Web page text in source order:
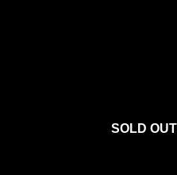
SOLD OUT